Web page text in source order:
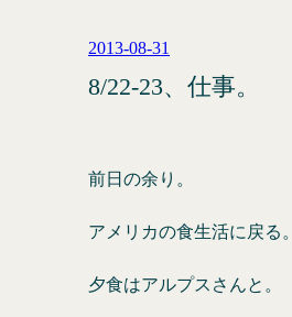
2013-08-31
8/22-23、仕事。
前日の余り。
アメリカの食生活に戻る。
夕食はアルプスさんと。